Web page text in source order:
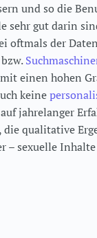
und so die
sehr gut darin
oftmals der
bzw.
einen hohen
keine
jahrelanger
qualitative
– sexuelle